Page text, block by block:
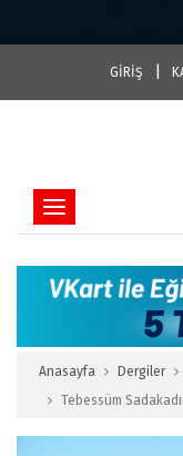
GİRİŞ
Toggle
Anasayfa Dergiler
Tebessüm